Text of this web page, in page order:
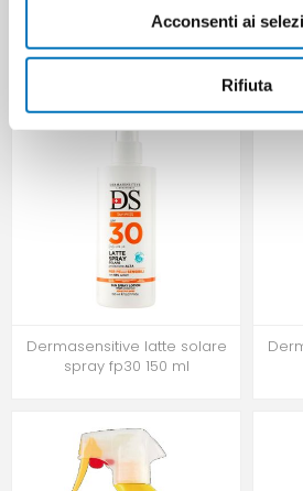
Acconsenti ai
Rifiuta
PREP DERMOPROTECTIVE SUN
MILK SPF 30 200 ML
Dermasensitive latte solare
spray fp30 150 ml